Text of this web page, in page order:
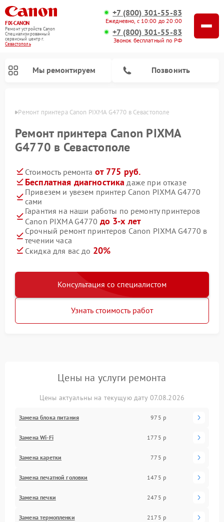
FIX-CANON
Ремонт устройств Canon
Специализированный
cервисный центр г.
Севастополь
+7 (800) 301-55-83
Ежедневно, с 10:00 до 20:00
+7 (800) 301-55-83
Звонок бесплатный по РФ
Мы ремонтируем Позвонить
Ремонт принтера Canon PIXMA G4770 в Севастополе
Ремонт принтера Canon PIXMA
G4770 в Севастополе
Стоимость ремонта от 775 руб.
Бесплатная диагностика даже при отказе
Привезем и увезем принтер Canon PIXMA G4770
сами
Гарантия на наши работы по ремонту принтеров
Canon PIXMA G4770 до 3-х лет
Срочный ремонт принтеров Canon PIXMA G4770 в
течении часа
Скидка для вас до 20%
Консультация со специалистом
Узнать стоимость работ
Цены на услуги ремонта
Цены актуальны на текущую дату 07.08.2026
Замена блока питания 975 р
Замена Wi-Fi 1775 р
Замена каретки 775 р
Замена печатной головки 1475 р
Замена печки 2475 р
Замена термопленки 2175 р